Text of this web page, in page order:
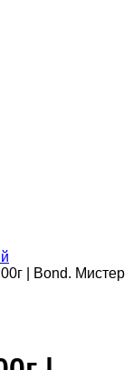
| Bond. Мистер